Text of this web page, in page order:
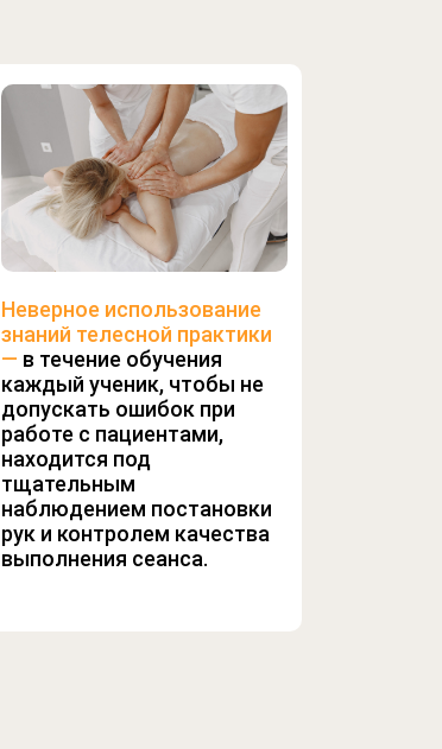
Неверное использование
знаний телесной практики
— в течение обучения
каждый ученик, чтобы не
допускать ошибок при
работе с пациентами,
находится под
тщательным
наблюдением постановки
рук и контролем качества
выполнения сеанса.